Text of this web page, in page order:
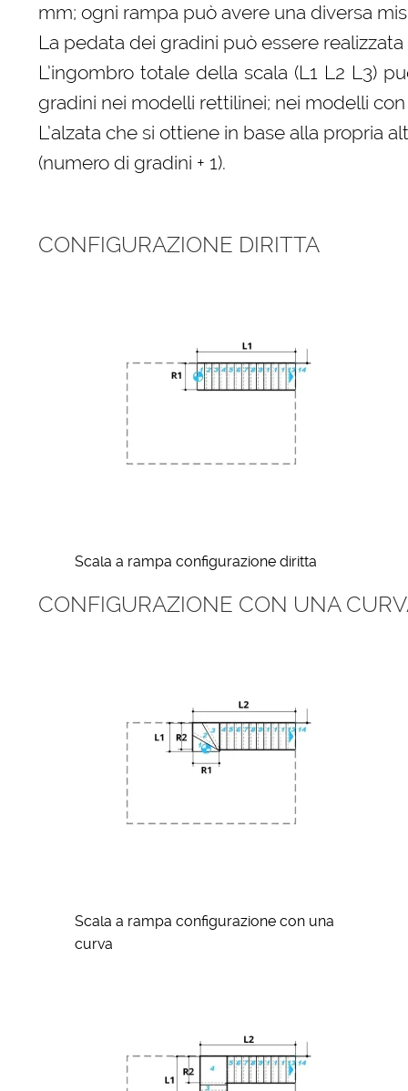
mm; ogni rampa può avere una diversa
La pedata dei gradini può essere
L’ingombro totale della scala (L1 L2 L3)
gradini nei modelli rettilinei; nei modelli
L’alzata che si ottiene in base alla
(numero di gradini + 1).
CONFIGURAZIONE DIRITTA
Scala a rampa configurazione diritta
CONFIGURAZIONE CON UNA
Scala a rampa configurazione con una
curva